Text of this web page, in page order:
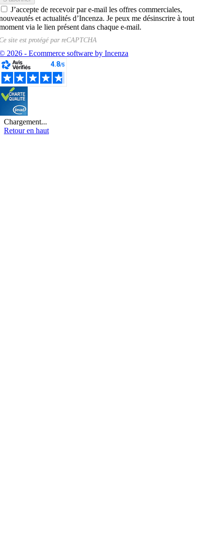
J’accepte de recevoir par e-mail les offres commerciales,
et actualités d’Incenza. Je peux me désinscrire à tout
via le lien présent dans chaque e-mail.
site est protégé parreCAPTCHA
2026 - Ecommerce software by Incenza
Chargement...
Retour en haut